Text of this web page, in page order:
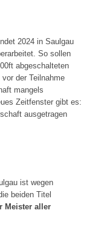
2024 in Saulgau
So sollen
abgeschalteten
der Teilnahme
mangels
Zeitfenster gibt es:
ausgetragen
ist wegen
beiden Titel
Meister aller